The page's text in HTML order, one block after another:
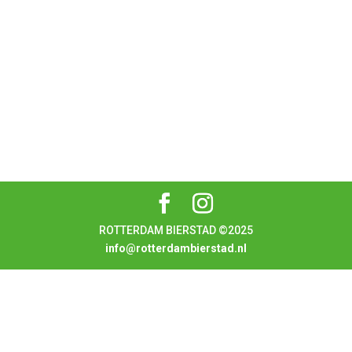
ROTTERDAM BIERSTAD ©2025
info@rotterdambierstad.nl